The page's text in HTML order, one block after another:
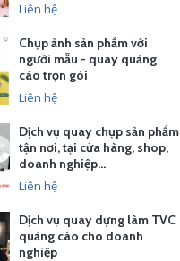
Liên hệ
Chụp ảnh sản phẩm với
người mẫu - quay quảng
cáo trọn gói
Liên hệ
Dịch vụ quay chụp sản phẩm
tận nơi, tại cửa hàng, shop,
doanh nghiệp…
Liên hệ
Dịch vụ quay dựng làm TVC
quảng cáo cho doanh
nghiệp